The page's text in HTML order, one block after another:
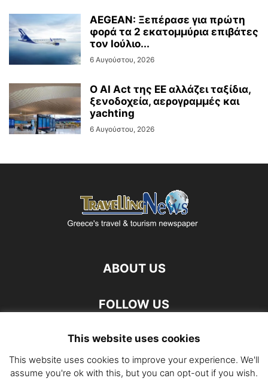
AEGEAN: Ξεπέρασε για πρώτη
φορά τα 2 εκατομμύρια επιβάτες
τον Ιούλιο...
6 Αυγούστου, 2026
Ο AI Act της ΕΕ αλλάζει ταξίδια,
ξενοδοχεία, αερογραμμές και
yachting
6 Αυγούστου, 2026
ABOUT US
FOLLOW US
This website uses cookies
This website uses cookies to improve your experience. We'll
assume you're ok with this, but you can opt-out if you wish.